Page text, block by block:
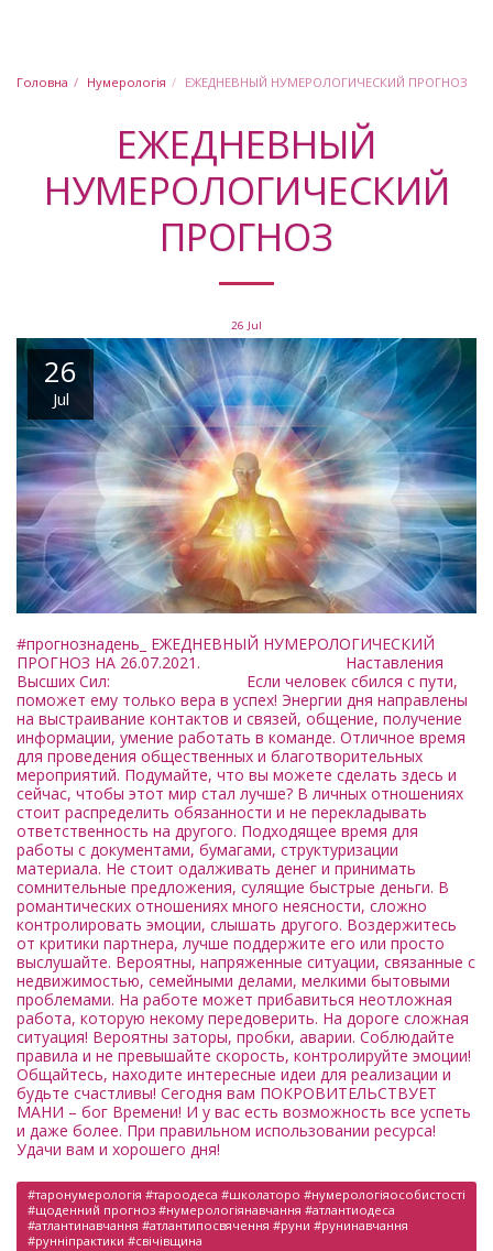
Головна Нумерологія ЕЖЕДНЕВНЫЙ НУМЕРОЛОГИЧЕСКИЙ ПРОГНОЗ
ЕЖЕДНЕВНЫЙ
НУМЕРОЛОГИЧЕСКИЙ
ПРОГНОЗ
26 Jul
26
Jul
#прогнознадень_ ЕЖЕДНЕВНЫЙ НУМЕРОЛОГИЧЕСКИЙ
ПРОГНОЗ НА 26.07.2021. Наставления
Высших Сил: Если человек сбился с пути,
поможет ему только вера в успех! Энергии дня направлены
на выстраивание контактов и связей, общение, получение
информации, умение работать в команде. Отличное время
для проведения общественных и благотворительных
мероприятий. Подумайте, что вы можете сделать здесь и
сейчас, чтобы этот мир стал лучше? В личных отношениях
стоит распределить обязанности и не перекладывать
ответственность на другого. Подходящее время для
работы с документами, бумагами, структуризации
материала. Не стоит одалживать денег и принимать
сомнительные предложения, сулящие быстрые деньги. В
романтических отношениях много неясности, сложно
контролировать эмоции, слышать другого. Воздержитесь
от критики партнера, лучше поддержите его или просто
выслушайте. Вероятны, напряженные ситуации, связанные с
недвижимостью, семейными делами, мелкими бытовыми
проблемами. На работе может прибавиться неотложная
работа, которую некому передоверить. На дороге сложная
ситуация! Вероятны заторы, пробки, аварии. Соблюдайте
правила и не превышайте скорость, контролируйте эмоции!
Общайтесь, находите интересные идеи для реализации и
будьте счастливы! Сегодня вам ПОКРОВИТЕЛЬСТВУЕТ
МАНИ – бог Времени! И у вас есть возможность все успеть
и даже более. При правильном использовании ресурса!
Удачи вам и хорошего дня!
#таронумерологія #тароодеса ​​#школаторо #нумерологіяособистості
#щоденний прогноз #нумерологіянавчання #атлантиодеса ​​
#атлантинавчання #атлантипосвячення #руни #рунинавчання
#рунніпрактики #свічівщина